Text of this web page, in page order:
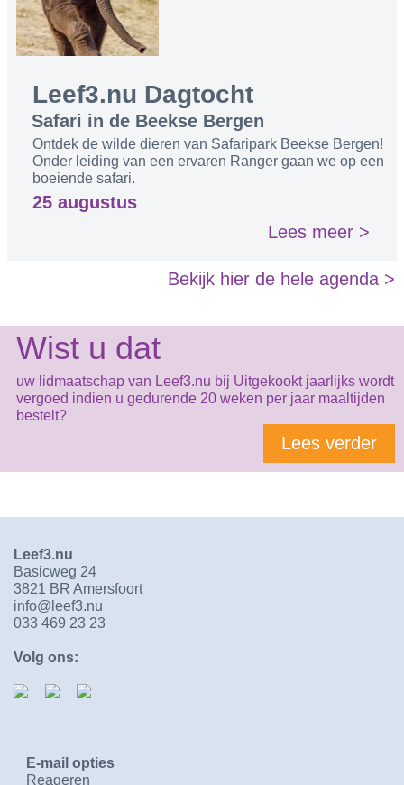
Leef3.nu Dagtocht
Safari in de Beekse Bergen
Ontdek de wilde dieren van Safaripark Beekse Bergen!
Onder leiding van een ervaren Ranger gaan we op een
boeiende safari.
25 augustus
Lees meer >
Bekijk hier de hele agenda >
Wist u dat
uw lidmaatschap van Leef3.nu bij Uitgekookt jaarlijks wordt
vergoed indien u gedurende 20 weken per jaar maaltijden
bestelt?
Lees verder
Leef3.nu
Basicweg 24
3821 BR Amersfoort
info@leef3.nu
033 469 23 23
Volg ons:
E-mail opties
Reageren